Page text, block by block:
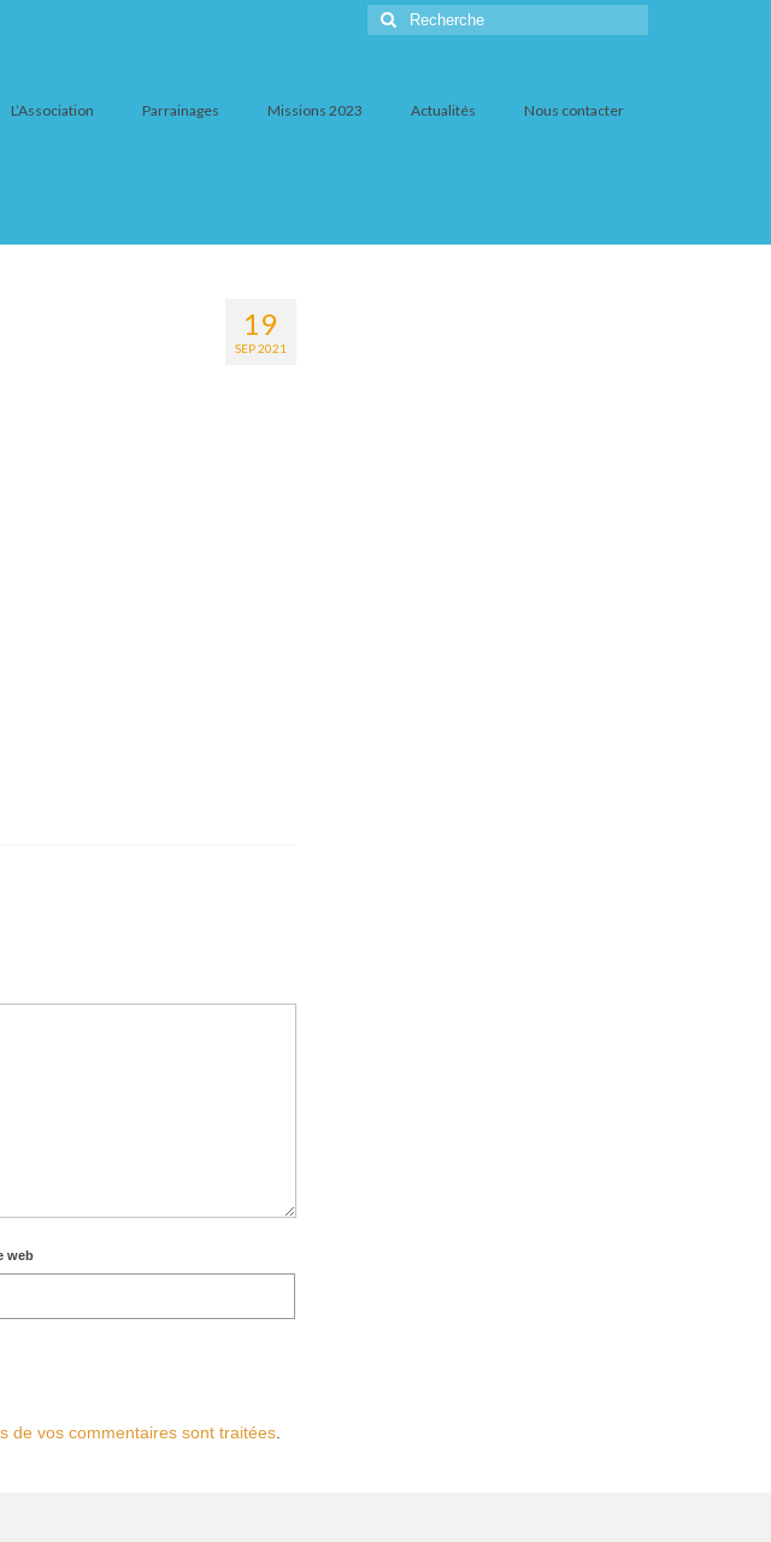
Rechercher
:
L’Association Parrainages Missions 2023 Actualités Nous contacter
19
SEP 2021
web
de vos commentaires sont traitées